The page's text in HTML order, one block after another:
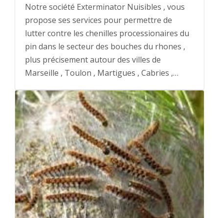
Notre société Exterminator Nuisibles , vous
propose ses services pour permettre de
lutter contre les chenilles processionaires du
pin dans le secteur des bouches du rhones ,
plus précisement autour des villes de
Marseille , Toulon , Martigues , Cabries ,…